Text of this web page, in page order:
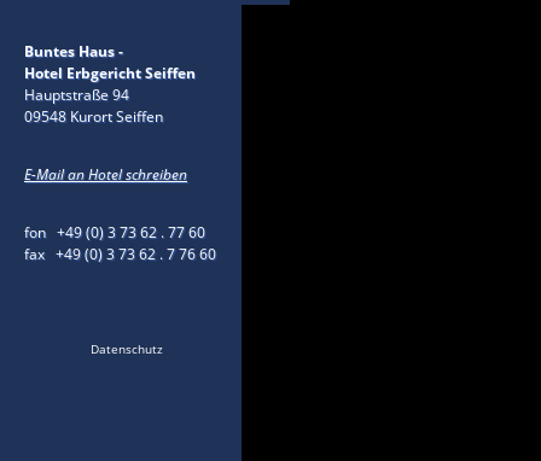
Buntes Haus -
Hotel Erbgericht Seiffen
Hauptstraße 94
09548 Kurort Seiffen
E-Mail an Hotel schreiben
fon +49 (0) 3 73 62 . 77 60
fax +49 (0) 3 73 62 . 7 76 60
Datenschutz